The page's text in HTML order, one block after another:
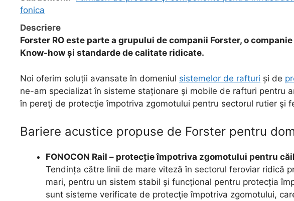
fonica
Descriere
Forster RO este parte a grupului de companii Forster, o
Know-how și standarde de calitate ridicate.
Noi oferim soluții avansate în domeniul sistemelor de rafturi și de
ne-am specializat în sisteme staționare și mobile de rafturi pentru
în pereţi de protecţie împotriva zgomotului pentru sectorul rutier şi
Bariere acustice propuse de Forster pentru
FONOCON Rail – protecție împotriva zgomotului pentru
Tendința către linii de mare viteză în sectorul feroviar ridică
mari, pentru un sistem stabil și funcțional pentru protecția
sunt sisteme verificate de protecţie împotriva zgomotului,